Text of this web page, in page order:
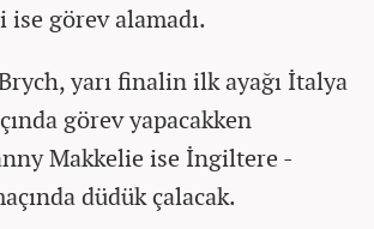
ise görev alamadı.
yarı finalin ilk ayağı İtalya
görev yapacakken
Makkelie ise İngiltere -
düdük çalacak.